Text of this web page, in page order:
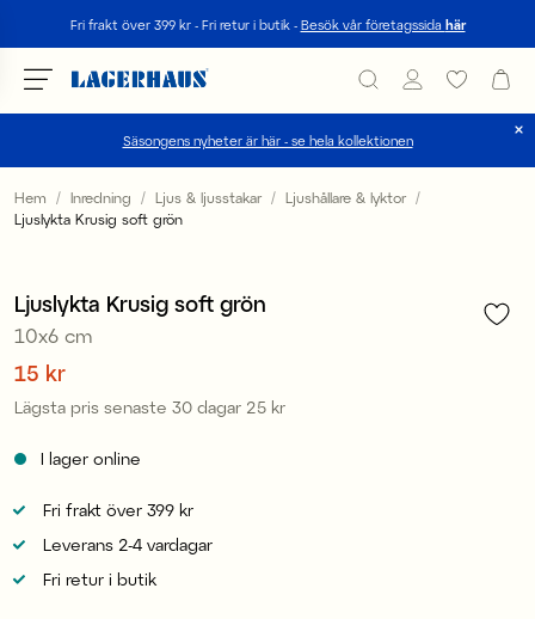
Fri frakt över 399 kr - Fri retur i butik - Besök vår företagssida här
Säsongens nyheter är här - se hela kollektionen
Välj språk / valuta
Hem Inredning Ljus & ljusstakar
Ljushållare & lyktor
Ljuslykta Krusig soft grön
Ljuslykta Krusig soft grön
10x6 cm
Pris:15 kr
15 kr
Lägsta pris senaste 30 dagar Pris:
25 kr
I lager online
Fri frakt över 399 kr
Leverans 2-4 vardagar
Fri retur i butik